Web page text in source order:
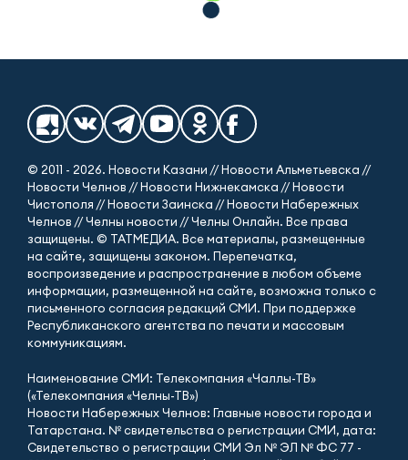
© 2011 - 2026. Новости Казани // Новости Альметьевска //
Новости Челнов // Новости Нижнекамска // Новости
Чистополя // Новости Заинска // Новости Набережных
Челнов // Челны новости // Челны Онлайн. Все права
защищены. © ТАТМЕДИА. Все материалы, размещенные
на сайте, защищены законом. Перепечатка,
воспроизведение и распространение в любом объеме
информации, размещенной на сайте, возможна только с
письменного согласия редакций СМИ. При поддержке
Республиканского агентства по печати и массовым
коммуникациям.
Наименование СМИ: Телекомпания «Чаллы-ТВ»
(«Телекомпания «Челны-ТВ»)
Новости Набережных Челнов: Главные новости города и
Татарстана. № свидетельства о регистрации СМИ, дата:
Свидетельство о регистрации СМИ Эл № ЭЛ № ФС 77 -